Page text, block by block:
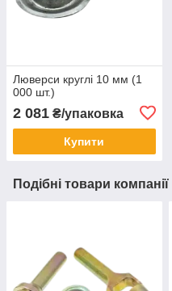
Люверси круглі 10 мм (1
000 шт.)
2 081 ₴/упаковка
Купити
Подібні товари компанії